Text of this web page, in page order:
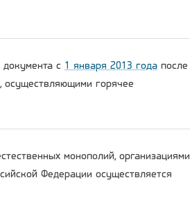
с 1 января 2013 года после
осуществляющими горячее
монополий, организациями
Федерации осуществляется